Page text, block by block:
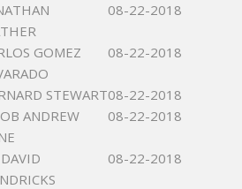
08-22-2018
GOMEZ
08-22-2018
STEWART08-22-2018
ANDREW
08-22-2018
08-22-2018